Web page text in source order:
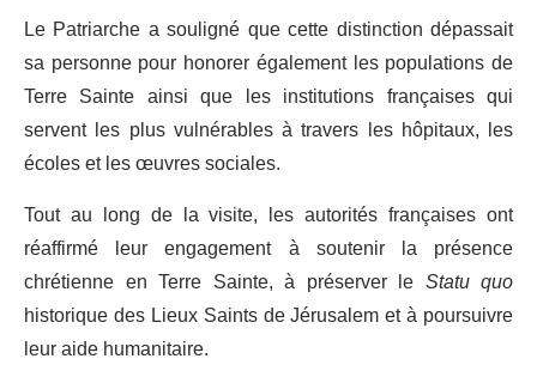
Le Patriarche a souligné que cette distinction dépassait
sa personne pour honorer également les populations de
Terre Sainte ainsi que les institutions françaises qui
servent les plus vulnérables à travers les hôpitaux, les
écoles et les œuvres sociales.
Tout au long de la visite, les autorités françaises ont
réaffirmé leur engagement à soutenir la présence
chrétienne en Terre Sainte, à préserver le Statu quo
historique des Lieux Saints de Jérusalem et à poursuivre
leur aide humanitaire.